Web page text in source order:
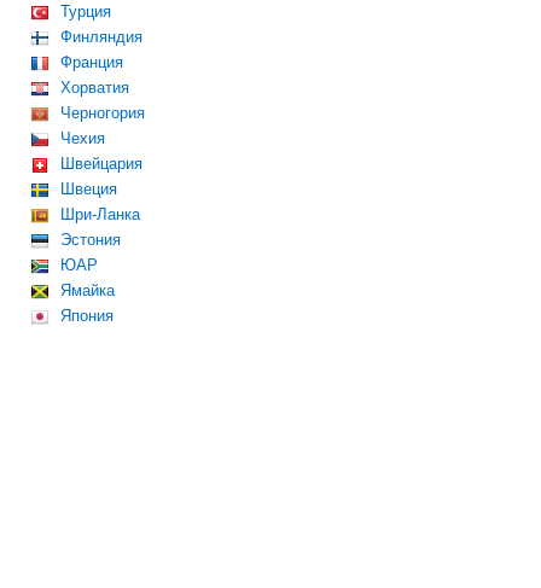
Турция
Финляндия
Франция
Хорватия
Черногория
Чехия
Швейцария
Швеция
Шри-Ланка
Эстония
ЮАР
Ямайка
Япония